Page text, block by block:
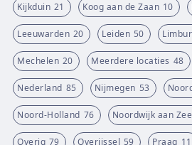
Kijkduin 21 Koog aan de Zaan 10
Leeuwarden 20 Leiden 50
Mechelen 20 Meerdere locaties 48
Nederland 85 Nijmegen 53
Noord-Holland 76 Noordwijk aan Zee
Overig 79 Overijssel 59 Praag 11